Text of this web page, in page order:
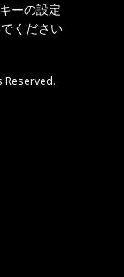
ーの設定
ください
Reserved.